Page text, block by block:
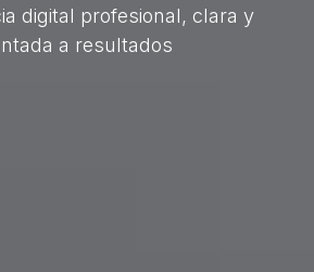
digital profesional, clara y
a resultados